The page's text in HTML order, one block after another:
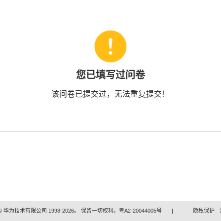
您已填写过问卷
该问卷已提交过，无法重复提交！
华为技术有限公司 1998-2026。 保留一切权利。粤A2-20044005号 | 隐私保护